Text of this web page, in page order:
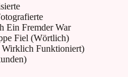
Ein Fremder War
Fiel (Wörtlich)
Wirklich Funktioniert)